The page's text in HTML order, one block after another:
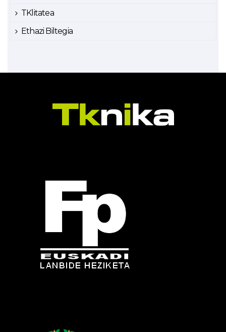
TKlitatea
Ethazi Biltegia